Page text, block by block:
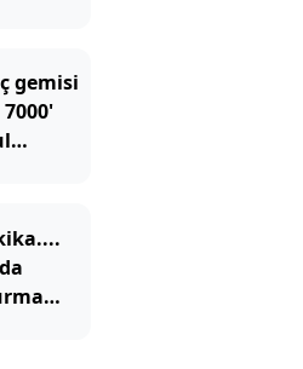
gemisi